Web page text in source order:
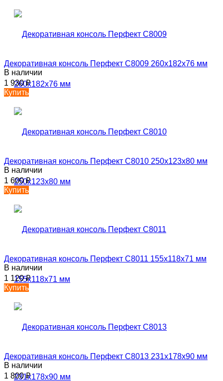
Декоративная консоль Перфект C8009 260х182х76 мм
В наличии
1 930₽
Купить
Декоративная консоль Перфект C8010 250х123х80 мм
В наличии
1 600₽
Купить
Декоративная консоль Перфект C8011 155х118х71 мм
В наличии
1 120₽
Купить
Декоративная консоль Перфект C8013 231х178х90 мм
В наличии
1 800₽